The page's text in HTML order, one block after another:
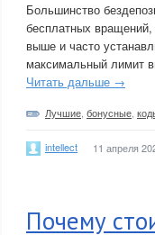
Большинство
бесплатных
выше и часто
максимальный лимит
Читать дальше →
Лучшие бонусные
intellect 11 апреля
Почему